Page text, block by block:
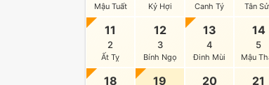
Mậu Tuất Kỷ Hợi Canh Tý Tân
11
2
Ất Tỵ
12
3
Bính Ngọ
13
4
Đinh Mùi
14
5
Mậu
18 19 20 21